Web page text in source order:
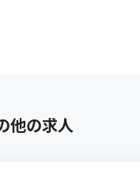
他の求人